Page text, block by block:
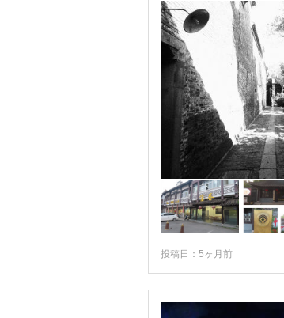
★西安
★蘇州
★大連
★成都
★青島
★敦煌
★北京
★麗江
ゴルムド
投稿日：5ヶ月前